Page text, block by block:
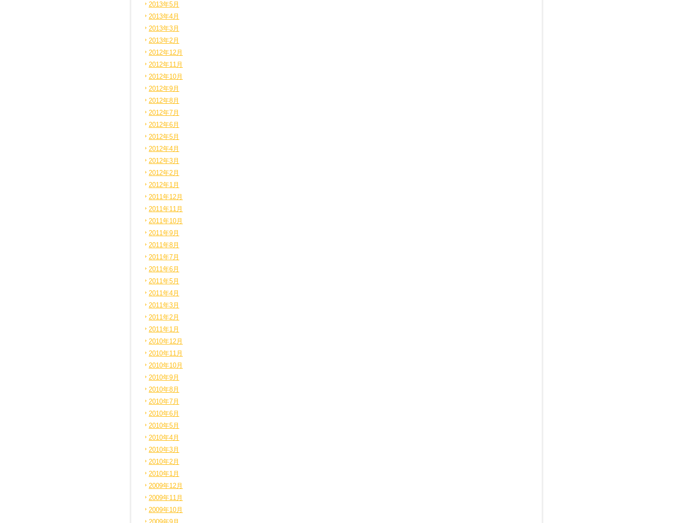
2013年5月
2013年4月
2013年3月
2013年2月
2012年12月
2012年11月
2012年10月
2012年9月
2012年8月
2012年7月
2012年6月
2012年5月
2012年4月
2012年3月
2012年2月
2012年1月
2011年12月
2011年11月
2011年10月
2011年9月
2011年8月
2011年7月
2011年6月
2011年5月
2011年4月
2011年3月
2011年2月
2011年1月
2010年12月
2010年11月
2010年10月
2010年9月
2010年8月
2010年7月
2010年6月
2010年5月
2010年4月
2010年3月
2010年2月
2010年1月
2009年12月
2009年11月
2009年10月